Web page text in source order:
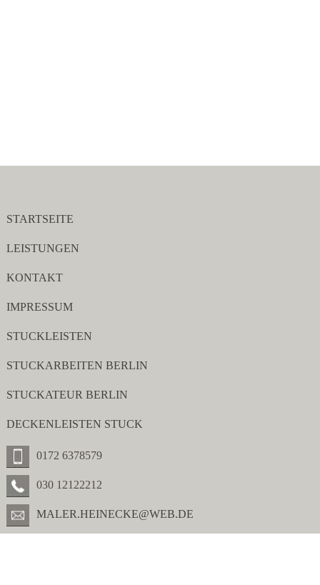
STARTSEITE
LEISTUNGEN
KONTAKT
IMPRESSUM
STUCKLEISTEN
STUCKARBEITEN BERLIN
STUCKATEUR BERLIN
DECKENLEISTEN STUCK
0172 6378579
030 12122212
MALER.HEINECKE@WEB.DE